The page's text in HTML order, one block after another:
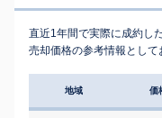
直近1年間で実際に成約し
売却価格の参考情報として
地域 価